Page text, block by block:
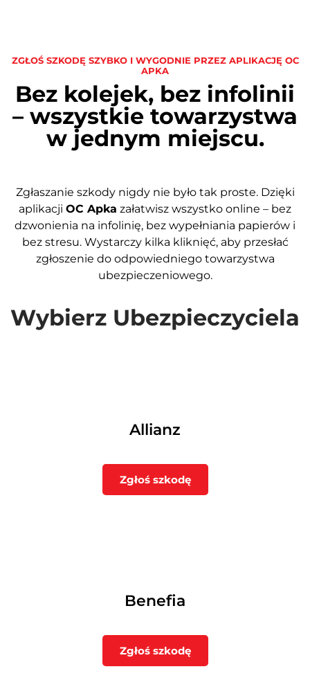
ZGŁOŚ SZKODĘ SZYBKO I WYGODNIE PRZEZ APLIKACJĘ OC
APKA
Bez kolejek, bez infolinii
– wszystkie towarzystwa
w jednym miejscu.
Zgłaszanie szkody nigdy nie było tak proste. Dzięki
aplikacji OC Apka załatwisz wszystko online – bez
dzwonienia na infolinię, bez wypełniania papierów i
bez stresu. Wystarczy kilka kliknięć, aby przesłać
zgłoszenie do odpowiedniego towarzystwa
ubezpieczeniowego.
Wybierz Ubezpieczyciela
Allianz
Zgłoś szkodę
Benefia
Zgłoś szkodę